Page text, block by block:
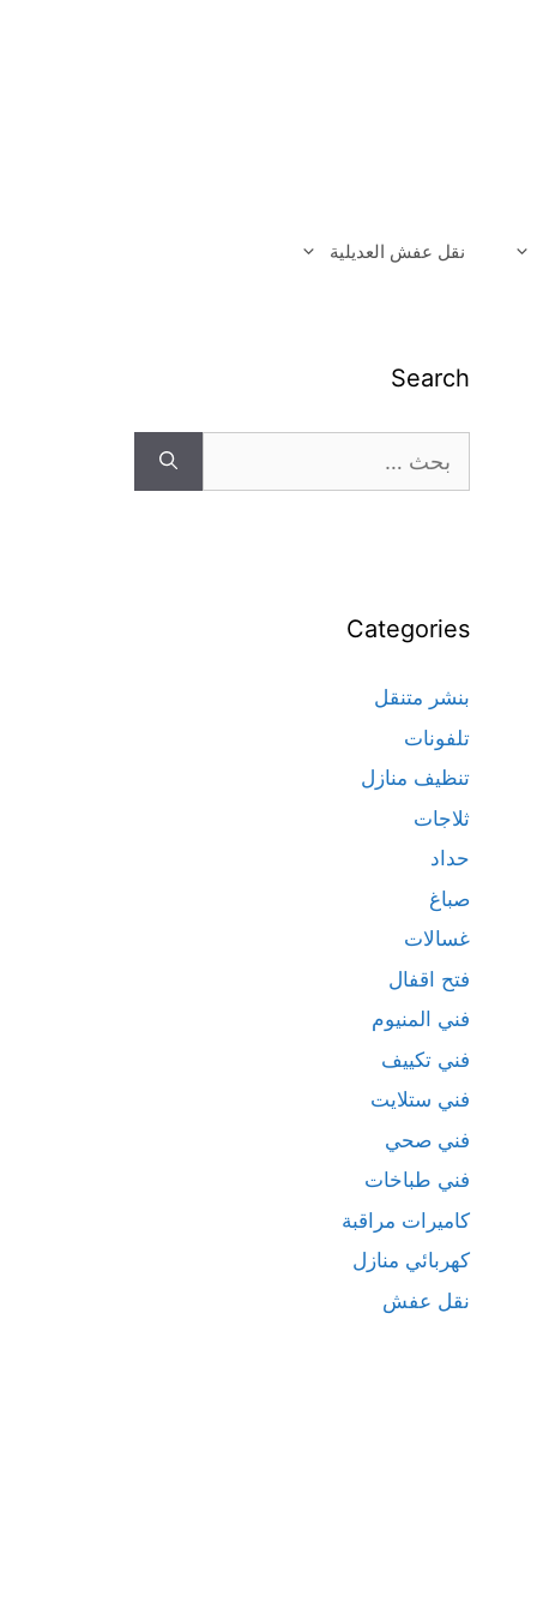
نقل عفش العديلية
Search
Categories
بنشر متنقل
تلفونات
تنظيف منازل
ثلاجات
حداد
صباغ
غسالات
فتح اقفال
فني المنيوم
فني تكييف
فني ستلايت
فني صحي
فني طباخات
كاميرات مراقبة
كهربائي منازل
نقل عفش